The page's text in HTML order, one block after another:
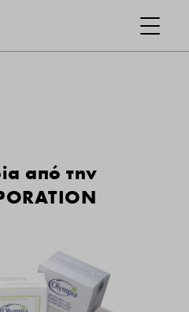
από την